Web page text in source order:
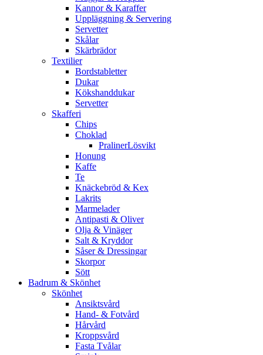
Kannor & Karaffer
Uppläggning & Servering
Servetter
Skålar
Skärbrädor
Textilier
Bordstabletter
Dukar
Kökshanddukar
Servetter
Skafferi
Chips
Choklad
PralinerLösvikt
Honung
Kaffe
Te
Knäckebröd & Kex
Lakrits
Marmelader
Antipasti & Oliver
Olja & Vinäger
Salt & Kryddor
Såser & Dressingar
Skorpor
Sött
Badrum & Skönhet
Skönhet
Ansiktsvård
Hand- & Fotvård
Hårvård
Kroppsvård
Fasta Tvålar